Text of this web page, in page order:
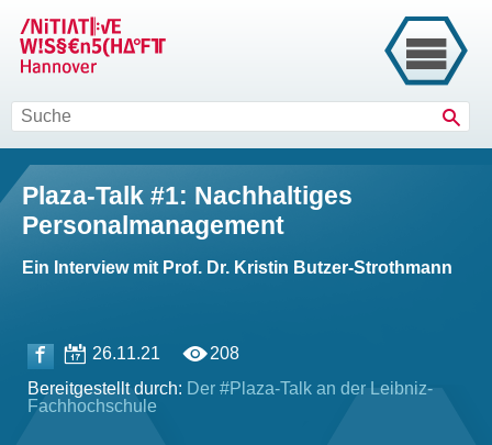
Plaza-Talk #1: Nachhaltiges
Personalmanagement
Ein Interview mit Prof. Dr. Kristin Butzer-Strothmann
26.11.21
208
Bereitgestellt durch: Der #Plaza-Talk an der Leibniz-
Fachhochschule